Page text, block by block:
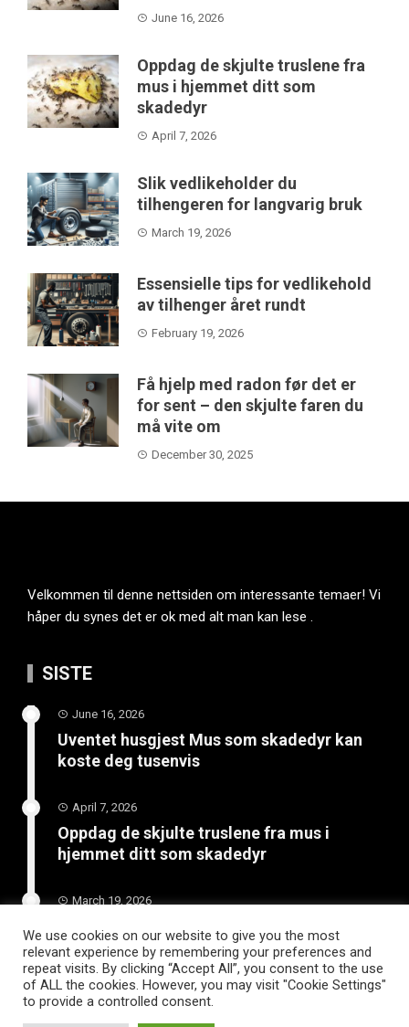
June 16, 2026
Oppdag de skjulte truslene fra
mus i hjemmet ditt som
skadedyr
April 7, 2026
Slik vedlikeholder du
tilhengeren for langvarig bruk
March 19, 2026
Essensielle tips for vedlikehold
av tilhenger året rundt
February 19, 2026
Få hjelp med radon før det er
for sent – den skjulte faren du
må vite om
December 30, 2025
Velkommen til denne nettsiden om interessante temaer! Vi
håper du synes det er ok med alt man kan lese .
SISTE
June 16, 2026
Uventet husgjest Mus som skadedyr kan
koste deg tusenvis
April 7, 2026
Oppdag de skjulte truslene fra mus i
hjemmet ditt som skadedyr
March 19, 2026
Slik vedlikeholder du tilhengeren for
langvarig bruk
We use cookies on our website to give you the most
relevant experience by remembering your preferences and
repeat visits. By clicking “Accept All”, you consent to the use
of ALL the cookies. However, you may visit "Cookie Settings"
to provide a controlled consent.